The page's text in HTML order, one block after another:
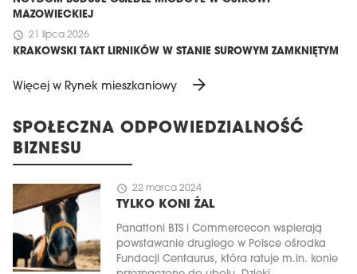
MAZOWIECKIEJ
schedule 21 lipca 2026
KRAKOWSKI TAKT LIRNIKÓW W STANIE SUROWYM ZAMKNIĘTYM
Więcej w Rynek mieszkaniowy arrow_forward
SPOŁECZNA ODPOWIEDZIALNOŚĆ
BIZNESU
schedule 22 marca 2024
TYLKO KONI ŻAL
Panattoni BTS i Commercecon wspierają
powstawanie drugiego w Polsce ośrodka
Fundacji Centaurus, która ratuje m.in. konie